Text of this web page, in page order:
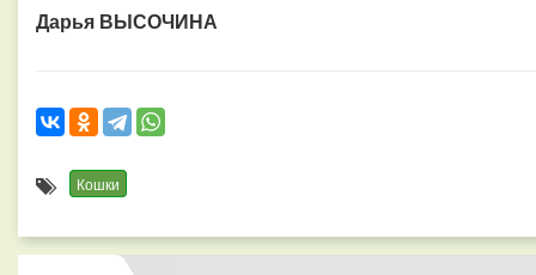
Дарья ВЫСОЧИНА
Кошки